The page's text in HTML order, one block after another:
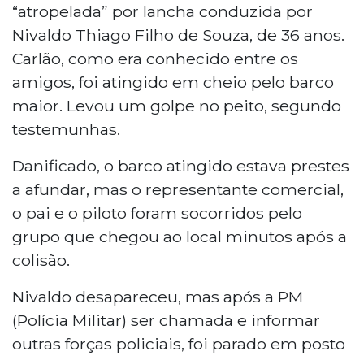
“atropelada” por lancha conduzida por
Nivaldo Thiago Filho de Souza, de 36 anos.
Carlão, como era conhecido entre os
amigos, foi atingido em cheio pelo barco
maior. Levou um golpe no peito, segundo
testemunhas.
Danificado, o barco atingido estava prestes
a afundar, mas o representante comercial,
o pai e o piloto foram socorridos pelo
grupo que chegou ao local minutos após a
colisão.
Nivaldo desapareceu, mas após a PM
(Polícia Militar) ser chamada e informar
outras forças policiais, foi parado em posto